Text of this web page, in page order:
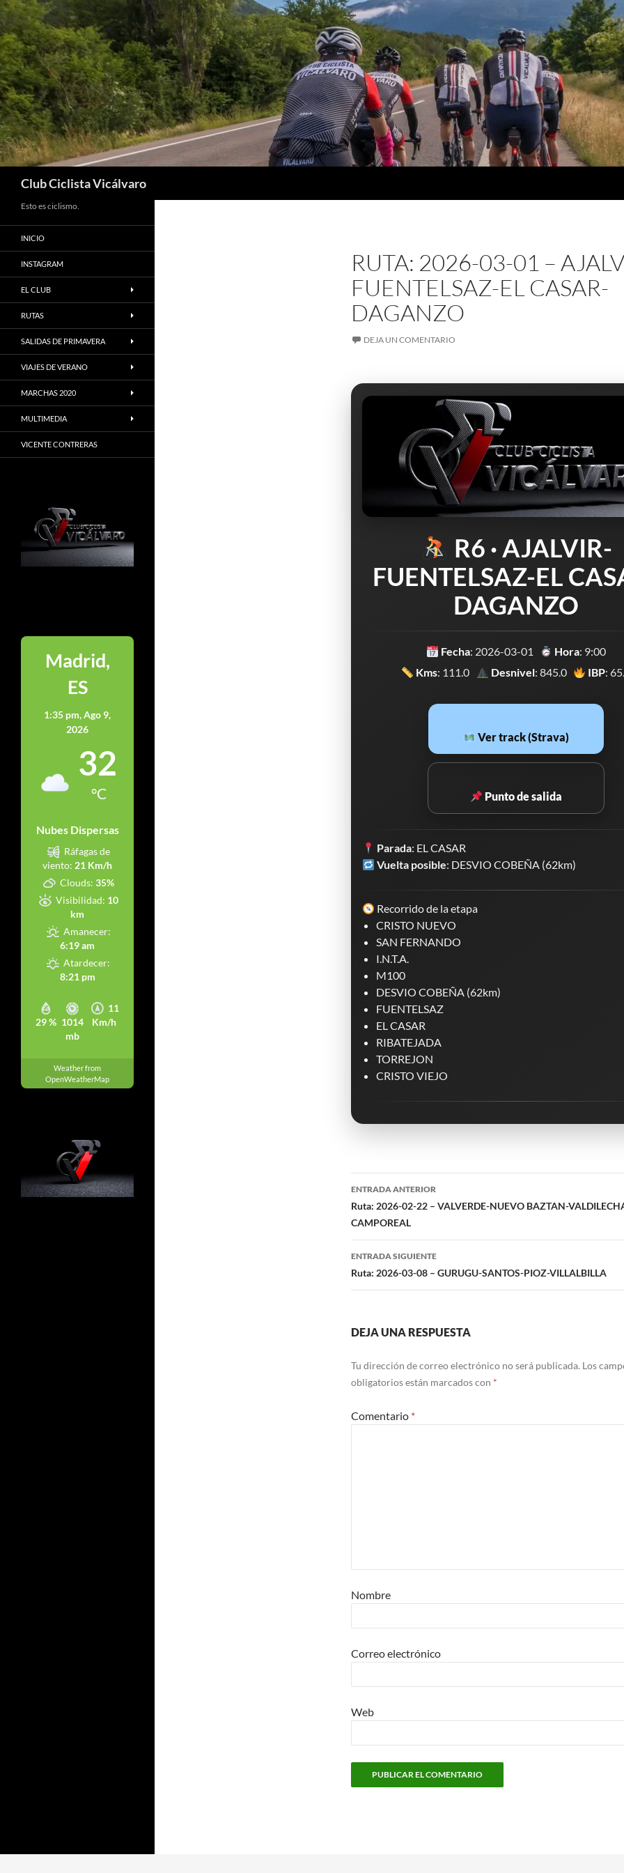
Saltar
al
contenido
Club Ciclista Vicálvaro
RUTA: 2026-03-01 –
FUENTELSAZ-EL CASAR-
DAGANZO
DEJA UN COMENTARIO
R6 · AJALVIR-
FUENTELSAZ-EL
DAGANZO
Fecha: 2026-03-01 Hora: 9:00
Kms: 111.0 Desnivel: 845.0 IBP:
Ver track (Strava)
Punto de salida
Parada: EL CASAR
Vuelta posible: DESVIO COBEÑA (62km)
Recorrido de la etapa
CRISTO NUEVO
SAN FERNANDO
I.N.T.A.
M100
DESVIO COBEÑA (62km)
FUENTELSAZ
EL CASAR
RIBATEJADA
TORREJON
CRISTO VIEJO
Navegación
de
entradas
ENTRADA ANTERIOR
Ruta: 2026-02-22 – VALVERDE-NUEVO BAZTAN-
CAMPOREAL
ENTRADA SIGUIENTE
Ruta: 2026-03-08 – GURUGU-SANTOS-PIOZ-VILLALBILLA
DEJA UNA RESPUESTA
Tu dirección de correo electrónico no será publicada. Los
obligatorios están marcados con *
Comentario *
Nombre
Correo electrónico
Web
Esto es ciclismo.
INICIO
INSTAGRAM
EL CLUB
RUTAS
SALIDAS DE PRIMAVERA
VIAJES DE VERANO
MARCHAS 2020
MULTIMEDIA
VICENTE CONTRERAS
Madrid,
ES
1:35 pm,Ago 9,
2026
32
°C
Nubes Dispersas
29 % 1014
mb
11
Km/h
Ráfagas de
viento: 21 Km/h
Clouds: 35%
Visibilidad: 10
km
Amanecer:
6:19 am
Atardecer:
8:21 pm
Weather from
OpenWeatherMap